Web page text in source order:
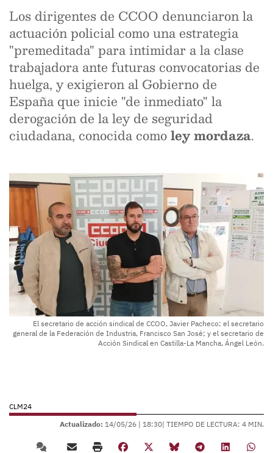
Los dirigentes de CCOO denunciaron la
actuación policial como una estrategia
"premeditada" para intimidar a la clase
trabajadora ante futuras convocatorias de
huelga, y exigieron al Gobierno de
España que inicie "de inmediato" la
derogación de la ley de seguridad
ciudadana, conocida comoley mordaza.
El secretario de acción sindical de CCOO, Javier Pacheco; el secretario
general de la Federación de Industria, Francisco San José; y el secretario de
Acción Sindical en Castilla-La Mancha, Ángel León.
CLM24
Actualizado: 14/05/26 | 18:30| TIEMPO DE LECTURA: 4 MIN.